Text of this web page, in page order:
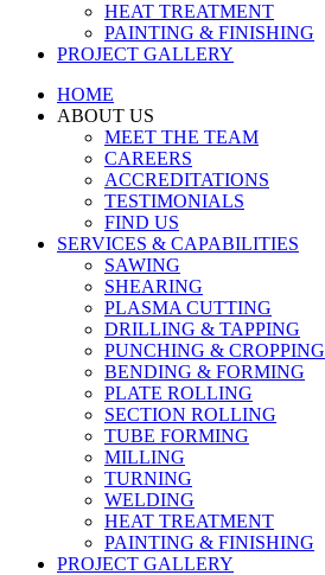
HEAT TREATMENT
PAINTING & FINISHING
PROJECT GALLERY
HOME
ABOUT US
MEET THE TEAM
CAREERS
ACCREDITATIONS
TESTIMONIALS
FIND US
SERVICES & CAPABILITIES
SAWING
SHEARING
PLASMA CUTTING
DRILLING & TAPPING
PUNCHING & CROPPING
BENDING & FORMING
PLATE ROLLING
SECTION ROLLING
TUBE FORMING
MILLING
TURNING
WELDING
HEAT TREATMENT
PAINTING & FINISHING
PROJECT GALLERY